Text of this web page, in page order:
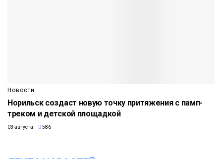
Новости
Норильск создаст новую точку притяжения с памп-
треком и детской площадкой
03 августа 586